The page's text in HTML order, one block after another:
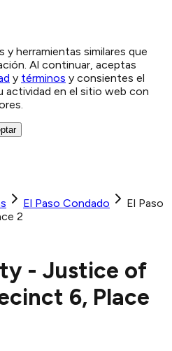
herramientas similares que
Al continuar, aceptas
y términos y consientes el
actividad en el sitio web con
El Paso Condado
El Paso
2
- Justice of
6, Place